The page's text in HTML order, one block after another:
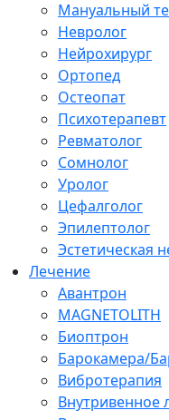
Мануальный
Невролог
Нейрохирург
Ортопед
Остеопат
Психотерапевт
Ревматолог
Сомнолог
Уролог
Цефалголог
Эпилептолог
Эстетическая
Лечение
Авантрон
MAGNETOLITH
Биоптрон
Барокамера/
Вибротерапия
Внутривенное